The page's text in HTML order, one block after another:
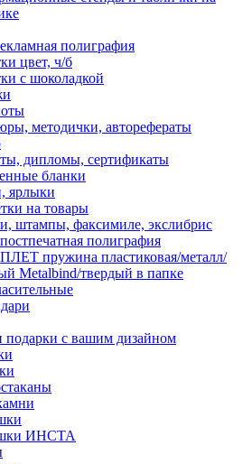
полиграфия
цвет, ч/б
с шоколадкой
методички, авторефераты
дипломы, сертификаты
бланки
ярлыки
на товары
штампы, факсимиле, экслибрис
полиграфия
пружина пластиковая/металл/
Metalbind/твердый в папке
с вашим дизайном
ИНСТА